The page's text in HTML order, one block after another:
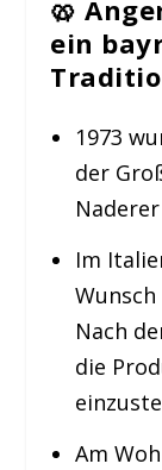
🥨
ein
1973
der
Im
Nach
die
Am